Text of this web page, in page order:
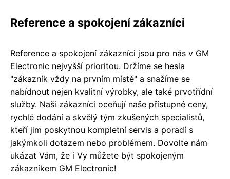
Reference a spokojení zákazníci
Reference a spokojení zákazníci jsou pro nás v GM
Electronic nejvyšší prioritou. Držíme se hesla
"zákazník vždy na prvním místě" a snažíme se
nabídnout nejen kvalitní výrobky, ale také prvotřídní
služby. Naši zákazníci oceňují naše přístupné ceny,
rychlé dodání a skvělý tým zkušených specialistů,
kteří jim poskytnou kompletní servis a poradí s
jakýmkoli dotazem nebo problémem. Dovolte nám
ukázat Vám, že i Vy můžete být spokojeným
zákazníkem GM Electronic!